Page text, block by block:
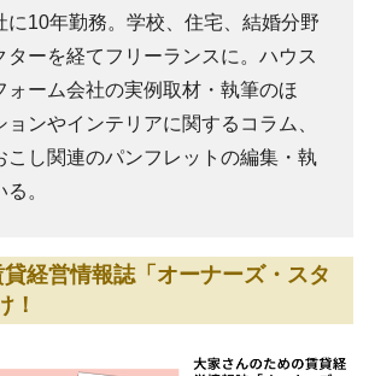
に10年勤務。学校、住宅、結婚分野
ターを経てフリーランスに。ハウス
ォーム会社の実例取材・執筆のほ
ンやインテリアに関するコラム、
こし関連のパンフレットの編集・執
。
経営情報誌「オーナーズ・スタ
！